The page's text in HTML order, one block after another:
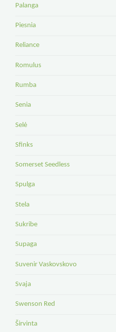
Palanga
Piesnia
Reliance
Romulus
Rumba
Senia
Selė
Sfinks
Somerset Seedless
Spulga
Stela
Sukribe
Supaga
Suvenir Vaskovskovo
Svaja
Swenson Red
Širvinta